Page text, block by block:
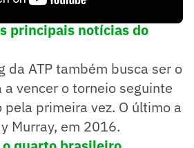
WhatsApp e acompanhe
principais notícias do
da ATP também busca ser o
vencer o torneio seguinte
pela primeira vez. O último a
Murray, em 2016.